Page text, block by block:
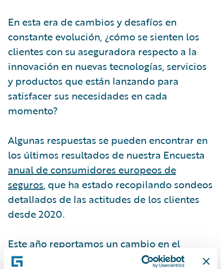
En esta era de cambios y desafíos en
constante evolución, ¿cómo se sienten los
clientes con su aseguradora respecto a la
innovación en nuevas tecnologías, servicios
y productos que están lanzando para
satisfacer sus necesidades en cada
momento?
Algunas respuestas se pueden encontrar en
los últimos resultados de nuestra Encuesta
anual de consumidores europeos de
seguros, que ha estado recopilando sondeos
detallados de las actitudes de los clientes
desde 2020.
Este año reportamos un cambio en el
sentimiento positivo de los clientes hacia